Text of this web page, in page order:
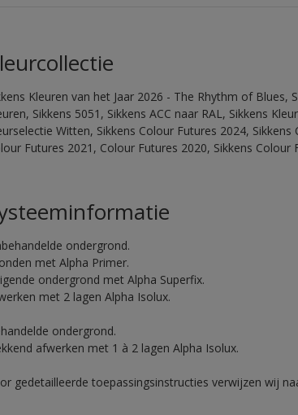
Kleuren van het Jaar 2026 - The Rhythm of Blues,
Sikkens 5051, Sikkens ACC naar RAL, Sikkens
Witten, Sikkens Colour Futures 2024,
Futures 2021, Colour Futures 2020, Sikkens Colour
ondergrond.
met Alpha Primer.
ondergrond met Alpha Superfix.
met 2 lagen Alpha Isolux.
ondergrond.
afwerken met 1 à 2 lagen Alpha Isolux.
gedetailleerde toepassingsinstructies verwijzen wij